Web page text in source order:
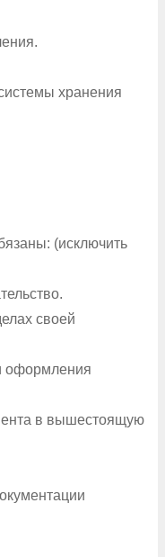
хранения
(исключить
своей
оформления
в вышестоящую